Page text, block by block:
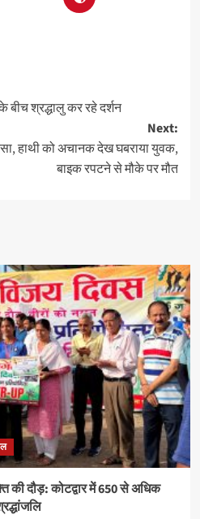
बीच श्रद्धालु कर रहे दर्शन
Next:
हाथी को अचानक देख घबराया युवक,
बाइक रपटने से मौके पर मौत
की दौड़: कोटद्वार में 650 से अधिक